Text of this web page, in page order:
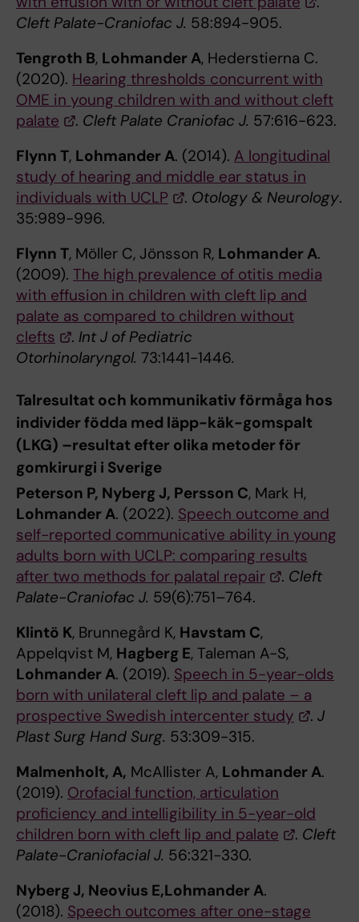
Cleft Palate-Craniofac J. 58:894-905.
Tengroth B, Lohmander A, Hederstierna C.
(2020). Hearing thresholds concurrent with
OME in young children with and without cleft
palate
. Cleft Palate Craniofac J. 57:616-623.
Flynn T, Lohmander A. (2014). A longitudinal
study of hearing and middle ear status in
individuals with UCLP
. Otology & Neurology.
35:989-996.
Flynn T, Möller C, Jönsson R, Lohmander A.
(2009). The high prevalence of otitis media
with effusion in children with cleft lip and
palate as compared to children without
clefts
. Int J of Pediatric
Otorhinolaryngol. 73:1441-1446.
Talresultat och kommunikativ förmåga hos
individer födda med läpp-käk-gomspalt
(LKG) –resultat efter olika metoder för
gomkirurgi i Sverige
Peterson P, Nyberg J, Persson C, Mark H,
Lohmander A. (2022). Speech outcome and
self-reported communicative ability in young
adults born with UCLP: comparing results
after two methods for palatal repair
. Cleft
Palate-Craniofac J. 59(6):751–764.
Klintö K, Brunnegård K, Havstam C,
Appelqvist M, Hagberg E, Taleman A-S,
Lohmander A. (2019). Speech in 5-year-olds
born with unilateral cleft lip and palate – a
prospective Swedish intercenter study
. J
Plast Surg Hand Surg. 53:309-315.
Malmenholt, A, McAllister A, Lohmander A.
(2019). Orofacial function, articulation
proficiency and intelligibility in 5-year-old
children born with cleft lip and palate
. Cleft
Palate-Craniofacial J. 56:321-330.
Nyberg J, Neovius E,Lohmander A.
(2018). Speech outcomes after one-stage